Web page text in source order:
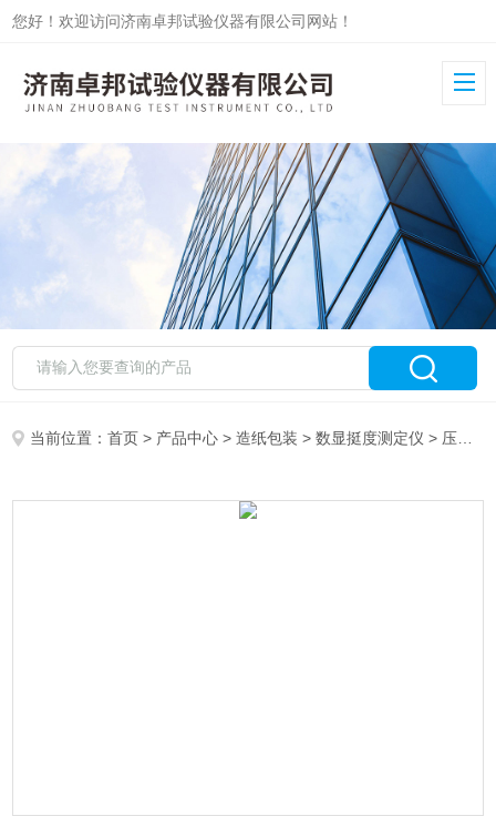
您好！欢迎访问济南卓邦试验仪器有限公司网站！
当前位置：首页 > 产品中心 >造纸包装 >数显挺度测定仪 > 压痕挺度测定仪